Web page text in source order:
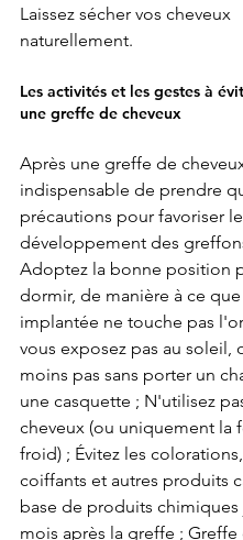
Laissez sécher vos cheveux
naturellement.
Les activités et les gestes à
une greffe de cheveux
Après une greffe de
indispensable de prendre
précautions pour favoriser le
développement des
Adoptez la bonne position
dormir, de manière à ce
implantée ne touche pas
vous exposez pas au soleil,
moins pas sans porter un
une casquette ; N'utilisez
cheveux (ou uniquement la
froid) ; Évitez les
coiffants et autres produits
base de produits chimiques
mois après la greffe ; Greffe